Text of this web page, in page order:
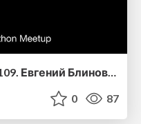
Moscow Python Meetup №109. Евгений Блинов (The Mutating Company). Ближайшее будущее мутационного тестирования на Python
0 87